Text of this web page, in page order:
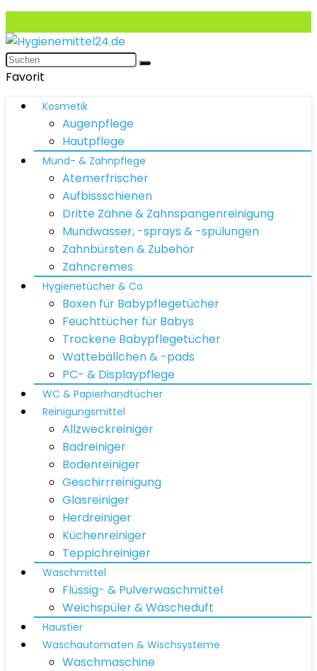
Favorit
Kosmetik
Augenpflege
Hautpflege
Mund- & Zahnpflege
Atemerfrischer
Aufbissschienen
Dritte Zähne & Zahnspangenreinigung
Mundwasser, -sprays & -spülungen
Zahnbürsten & Zubehör
Zahncremes
Hygienetücher & Co
Boxen für Babypflegetücher
Feuchttücher für Babys
Trockene Babypflegetücher
Wattebällchen & -pads
PC- & Displaypflege
WC & Papierhandtücher
Reinigungsmittel
Allzweckreiniger
Badreiniger
Bodenreiniger
Geschirrreinigung
Glasreiniger
Herdreiniger
Küchenreiniger
Teppichreiniger
Waschmittel
Flüssig- & Pulverwaschmittel
Weichspüler & Wäscheduft
Haustier
Waschautomaten & Wischsysteme
Waschmaschine